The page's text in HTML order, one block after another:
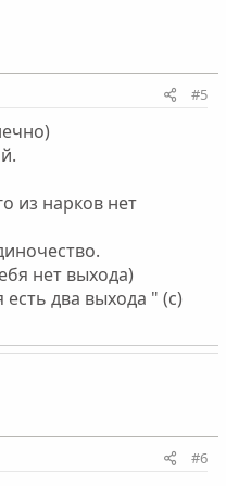
#5
из нарков нет
нет выхода)
есть два выхода " (с)
#6